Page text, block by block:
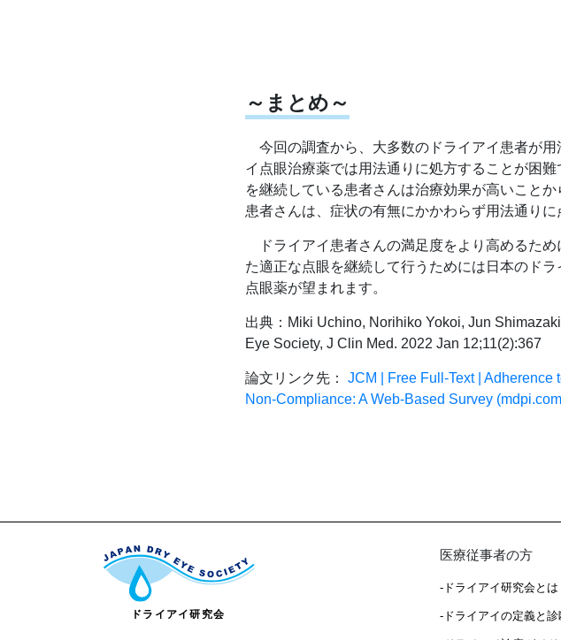
～まとめ～
今回の調査から、大多数のドライアイ患者が
イ点眼治療薬では用法通りに処方することが困
を継続している患者さんは治療効果が高いこと
患者さんは、症状の有無にかかわらず用法通り
ドライアイ患者さんの満足度をより高めるた
た適正な点眼を継続して行うためには日本のド
点眼薬が望まれます。
出典：Miki Uchino, Norihiko Yokoi, Jun
Eye Society, J Clin Med. 2022 Jan 12;11(2):367
論文リンク先：
JCM | Free Full-Text |
Non-Compliance: A Web-Based Survey
医療従事者の方
-ドライアイ研究会とは
-ドライアイの定義と